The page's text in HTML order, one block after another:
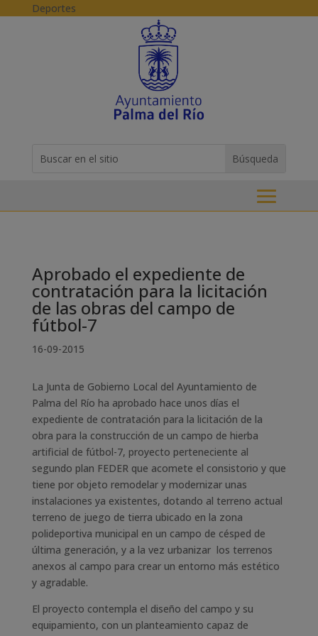
Skip to content
Deportes
for...
Aprobado el expediente de
contratación para la licitación
de las obras del campo de
fútbol-7
16-09-2015
La Junta de Gobierno Local del Ayuntamiento de
Palma del Río ha aprobado hace unos días el
expediente de contratación para la licitación de la
obra para la construcción de un campo de hierba
artificial de fútbol-7, proyecto perteneciente al
segundo plan FEDER que acomete el consistorio y que
tiene por objeto remodelar y modernizar unas
instalaciones ya existentes, dotando al terreno actual
terreno de juego de tierra ubicado en la zona
polideportiva municipal en un campo de césped de
última generación, y a la vez urbanizar los terrenos
anexos al campo para crear un entorno más estético
y agradable.
El proyecto contempla el diseño del campo y su
equipamiento, con un planteamiento capaz de